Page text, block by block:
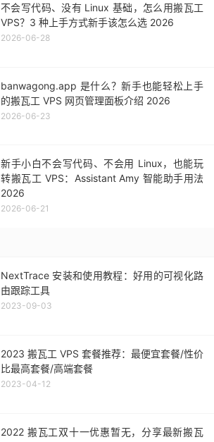
不会写代码、没有 Linux 基础，怎么用搬瓦工
VPS？3 种上手方式新手该怎么选 2026
2026-06-28
banwagong.app 是什么？新手也能轻松上手
的搬瓦工 VPS 网页管理面板介绍 2026
2026-06-23
新手小白不会写代码、不会用 Linux，也能玩
转搬瓦工 VPS：Assistant Amy 智能助手用法
2026
2026-06-21
NextTrace 安装和使用教程：好用的可视化路
由跟踪工具
2023-09-03
2023 搬瓦工 VPS 套餐推荐：最便宜套餐/性价
比最高套餐/高端套餐
2023-04-12
2022 搬瓦工双十一优惠暂无，分享最新搬瓦